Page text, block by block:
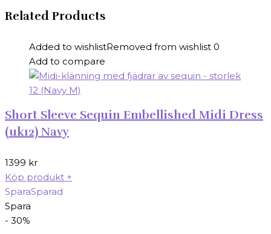
Related Products
Added to wishlistRemoved from wishlist 0
Add to compare
Short Sleeve Sequin Embellished Midi Dress
(uk12) Navy
1399 kr
Köp produkt +
SparaSparad
Spara
- 30%